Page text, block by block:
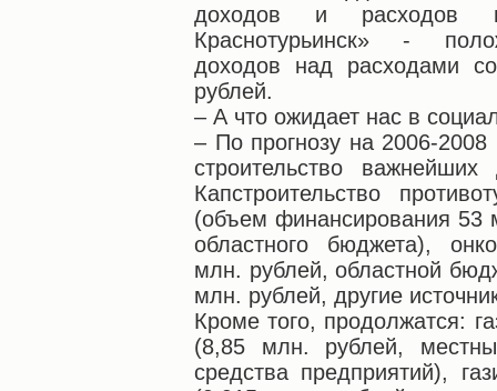
доходов и расходов
Краснотурьинск» -
доходов над расходами
рублей.
– А что ожидает нас в
– По прогнозу на 2006-2008
строительство
Капстроительство
(объем финансирования 53
областного бюджета),
млн. рублей, областной
млн. рублей, другие
Кроме того, продолжатся:
(8,85 млн. рублей,
средства предприятий),